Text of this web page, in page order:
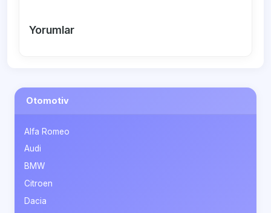
Yorumlar
Otomotiv
Alfa Romeo
Audi
BMW
Citroen
Dacia